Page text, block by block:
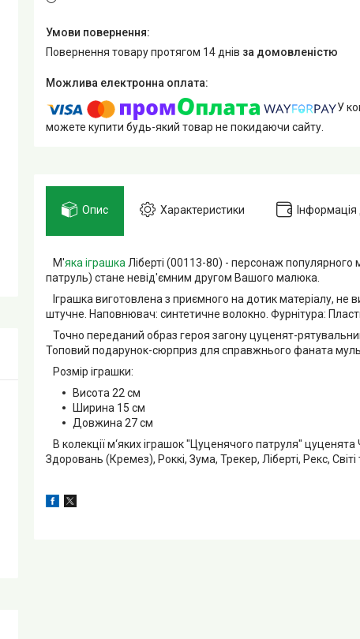
повернення товару протягом 14 днів за домовленістю
У
можете купити будь-який товар не покидаючи сайту.
Опис Характеристики
М'яка іграшка Ліберті (00113-80) - персонаж популярного
патруль) стане невід'ємним другом Вашого малюка.
Іграшка виготовлена з приємного на дотик матеріалу, не
штучне. Наповнювач: синтетичне волокно. Фурнітура:
Точно переданий образ героя загону цуценят-
Топовий подарунок-сюрприз для справжнього фаната
Розмір іграшки:
Висота 22 см
Ширина 15 см
Довжина 27 см
В колекції м‘яких іграшок "Цуценячого патруля"
Здоровань (Кремез), Роккі, Зума, Трекер, Ліберті, Рекс,